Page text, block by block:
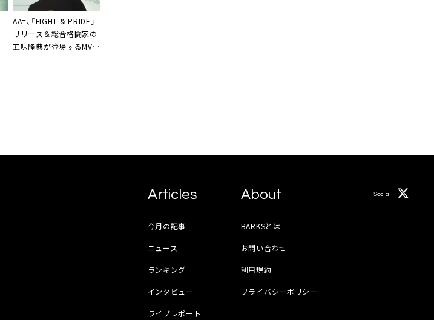
AA=、「FIGHT & PRIDE」
リリース＆総合格闘家の
五味隆典が登場するMV
Articles
今月の記事
ニュース
ランキング
インタビュー
ライブレポート
About
BARKSとは
お問い合わせ
利用規約
プライバシーポリシー
Social